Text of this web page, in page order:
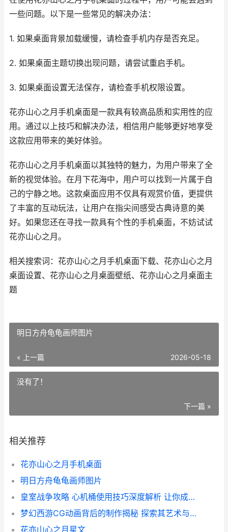
一些问题。以下是一些常见的解决办法：
1. 如果桌面背景加载缓慢，请检查手机内存是否充足。
2. 如果桌面主题切换出现问题，请尝试重启手机。
3. 如果桌面设置无法保存，请检查手机权限设置。
花亦山心之月手机桌面是一款具有较高品质和实用性的应
用。通过以上技巧和解决办法，相信用户能够更好地享受
这款应用带来的美好体验。
花亦山心之月手机桌面以其独特的魅力，为用户带来了全
新的视觉体验。在月下花海中，用户可以找到一片属于自
己的宁静之地。这款桌面应用不仅具有观赏价值，更提供
了丰富的互动玩法，让用户在指尖间感受古典诗意的美
好。如果您还在寻找一款具有个性的手机桌面，不妨试试
花亦山心之月。
相关搜索词：花亦山心之月手机桌面下载、花亦山心之月
桌面设置、花亦山心之月桌面壁纸、花亦山心之月桌面主
题
明日方舟龟龟画师图片
« 上一篇 2026-05-18
没有了！
下一篇 »
相关推荐
花亦山心之月手机桌面
明日方舟龟龟画师图片
皇室战争攻略 心机桶使用技巧深度解析 让你成为战场上的桶中高手
梦幻西游CG动画背后的制作揭秘 探索其艺术与技术的完美融合
花亦山心之月星文